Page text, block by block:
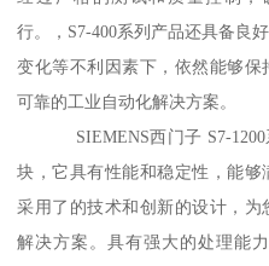
行。，S7-400系列产品还具备良
变化等不利因素下，依然能够保
可靠的工业自动化解决方案。
SIEMENS西门子 S7-1200
块，它具有性能和稳定性，能
采用了的技术和创新的设计，为
解决方案。具有强大的处理能